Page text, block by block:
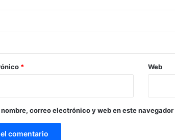
* Web
correo electrónico y web en este